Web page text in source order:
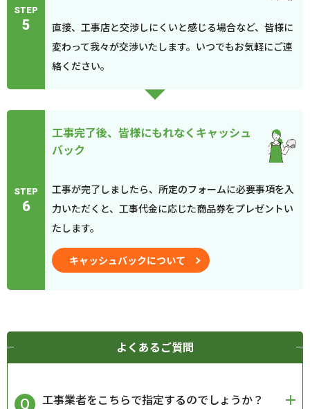
STEP
5
直接、工事店と交渉しにくいと感じる場合など、皆様に
変わって我々が交渉いたします。いつでもお気軽にご連
絡ください。
STEP
6
工事完了後、皆様にもれなくキャッシュ
バック
工事が完了しましたら、所定のフォームに必要事項を入
力いただくと、工事代金に応じた商品券をプレゼントい
たします。
キャッシュバックについて
よくあるご質問
工事業者をこちらで指定するのでしょうか？